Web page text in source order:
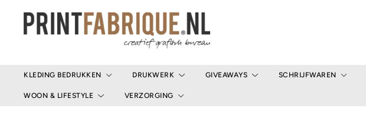
KLEDING BEDRUKKEN DRUKWERK GIVEAWAYS SCHRIJFWAREN
WOON & LIFESTYLE VERZORGING